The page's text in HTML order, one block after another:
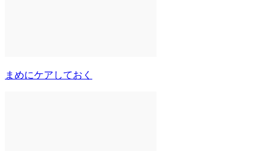
まめにケアしておく